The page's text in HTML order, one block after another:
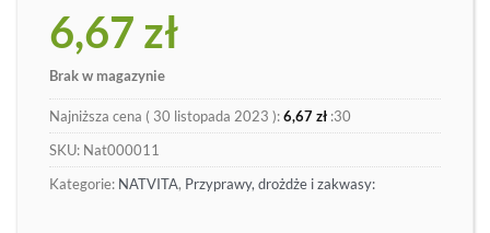
6,67 zł
Brak w magazynie
Najniższa cena ( 30 listopada 2023 ):6,67zł :30
SKU: Nat000011
Kategorie: NATVITA, Przyprawy, drożdże i zakwasy: